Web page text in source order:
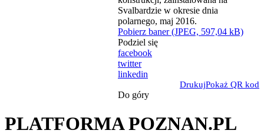
Pobierz baner (JPEG, 597,04 kB)
Podziel się
facebook
twitter
linkedin
DrukujPokaż QR kod
Do góry
PLATFORMA POZNAN.PL